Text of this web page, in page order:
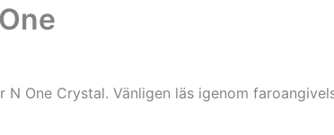
One Crystal. Vänligen läs igenom